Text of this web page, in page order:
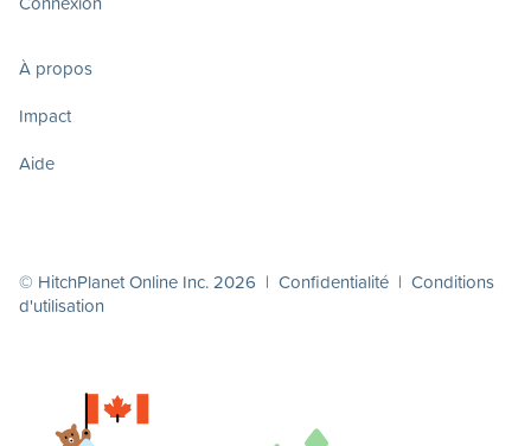
À propos
Impact
Aide
© HitchPlanet Online Inc. 2026 | Confidentialité | Conditions
d'utilisation